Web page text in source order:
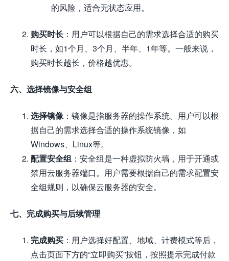
的风险，适合无状态应用。
购买时长 ：用户可以根据自己的需求选择合适的购买
时长，如1个月、3个月、半年、1年等。一般来说，
购买时长越长，价格越优惠。
六、选择镜像与安全组
选择镜像：镜像是指服务器的操作系统。用户可以根
据自己的需求选择合适的操作系统镜像，如
Windows、Linux等。
配置安全组 ：安全组是一种虚拟防火墙，用于开通或
禁用云服务器端口。用户需要根据自己的需求配置安
全组规则，以确保云服务器的安全。
七、完成购买与后续管理
完成购买 ：用户选择好配置、地域、计费模式等后，
点击页面下方的“立即购买”按钮，按照提示完成付款